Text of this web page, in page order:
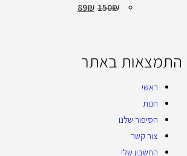
150₪
89₪
התמצאות באתר
ראשי
חנות
הסיפור שלנו
צור קשר
החשבון שלי